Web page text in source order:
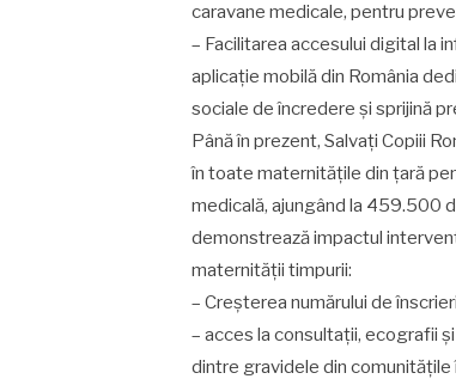
caravane medicale, pentru
– Facilitarea accesului digital la
aplicație mobilă din România
sociale de încredere și sprijină
Până în prezent, Salvați Copiii
în toate maternitățile din țară
medicală, ajungând la 459.500
demonstrează impactul
maternității timpurii:
– Creșterea numărului de
– acces la consultații, ecografii
dintre gravidele din comunitățile